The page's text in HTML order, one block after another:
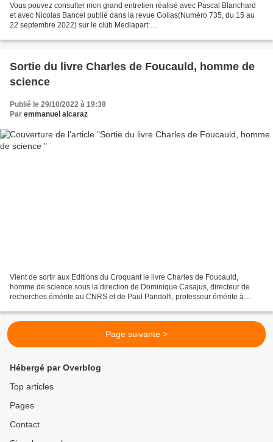
Vous pouvez consulter mon grand entretien réalisé avec Pascal Blanchard
et avec Nicolas Bancel publié dans la revue Golias(Numéro 735, du 15 au
22 septembre 2022) sur le club Mediapart:
grand-entretien-avec-pascal-blanchard-et-avec-nicolas-bancel...
Sortie du livre Charles de Foucauld, homme de
science
Publié le 29/10/2022 à 19:38
Par emmanuel alcaraz
Vient de sortir aux Editions du Croquant le livre Charles de Foucauld,
homme de science sous la direction de Dominique Casajus, directeur de
recherches émérite au CNRS et de Paul Pandolfi, professeur émérite à
Page suivante >
Hébergé par Overblog
Top articles
Pages
Contact